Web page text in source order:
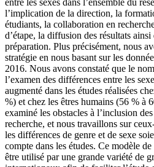
entre les sexes dans l’ensemble du
l’implication de la direction, la
étudiants, la collaboration en
d’étape, la diffusion des résultats
préparation. Plus précisément, nous
stratégie en nous basant sur les
2016. Nous avons constaté que le
l’examen des différences entre les
augmenté dans les études réalisées
%) et chez les êtres humains (56 % à
examiné les obstacles à l’inclusion
recherche, et nous travaillons sur
les différences de genre et de sexe
compte dans les études. Ce modèle
être utilisé par une grande variété de